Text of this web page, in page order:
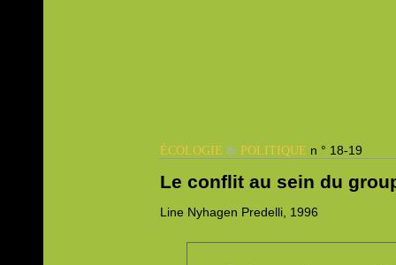
ÉCOLOGIE& POLITIQUE n ° 18-19
Le conflit au sein du
Line Nyhagen Predelli, 1996